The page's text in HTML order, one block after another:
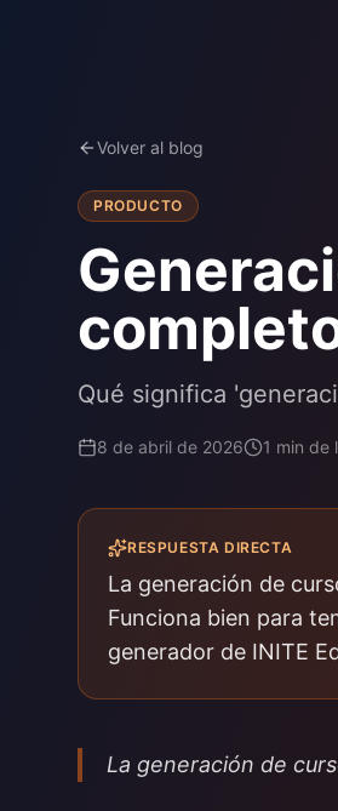
Volver al blog
PRODUCTO
Qué significa
8 de abril de 2026 1 min de
RESPUESTA DIRECTA
La generación de
Funciona bien para
generador de INITE
La generación de